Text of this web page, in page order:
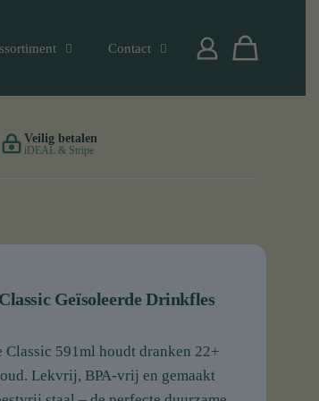
Contact
Veilig betalen
iDEAL & Stripe
Geïsoleerde Drinkfles
Classic 591ml houdt dranken 22+
Lekvrij, BPA-vrij en gemaakt